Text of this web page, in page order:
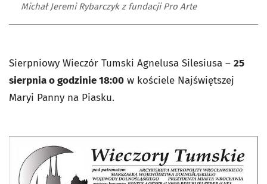
Michał Jeremi Rybarczyk z fundacji Pro Arte
Sierpniowy Wieczór Tumski Agnelusa Silesiusa – 25
sierpnia o godzinie 18:00 w kościele Najświętszej
Maryi Panny na Piasku.